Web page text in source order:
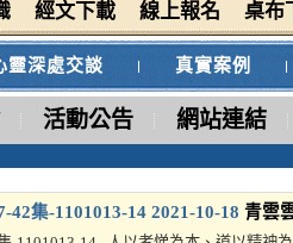
經文下載 線上報名 桌布
靈深處交談 真實案例
活動公告 網站連結
42集-1101013-14 2021-10-18 青雲